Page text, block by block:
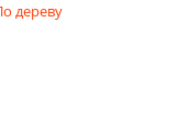
дереву